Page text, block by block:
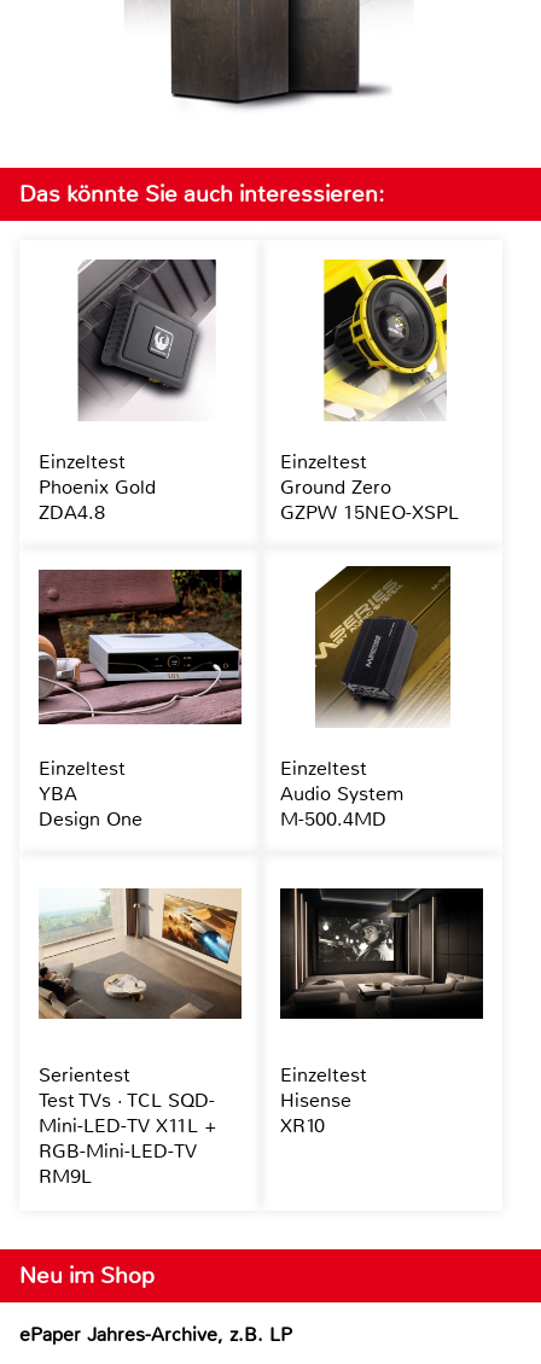
Neu im Shop
ePaper Jahres-Archive, z.B. LP
Das könnte Sie auch interessieren:
Einzeltest
Phoenix Gold
ZDA4.8
Einzeltest
Ground Zero
GZPW 15NEO-XSPL
Einzeltest
YBA
Design One
Einzeltest
Audio System
M-500.4MD
Serientest
Test TVs · TCL SQD-
Mini-LED-TV X11L +
RGB-Mini-LED-TV
RM9L
Einzeltest
Hisense
XR10